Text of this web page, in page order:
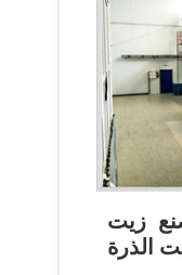
زيت